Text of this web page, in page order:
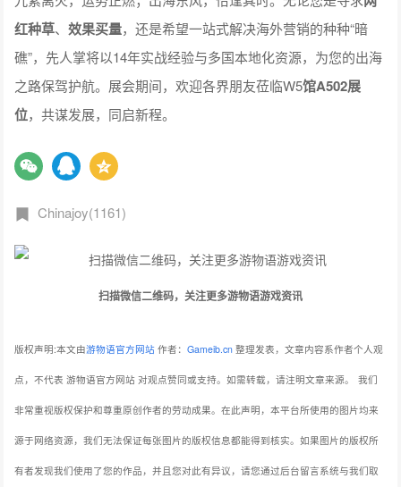
红种草、效果买量，还是希望一站式解决海外营销的种种“暗
礁”，先人掌将以14年实战经验与多国本地化资源，为您的出海
之路保驾护航。展会期间，欢迎各界朋友莅临W5馆A502展
位，共谋发展，同启新程。
Chinajoy(1161)
扫描微信二维码，关注更多游物语游戏资讯
版权声明:本文由游物语官方网站 作者：Gameib.cn 整理发表，文章内容系作者个人观
点，不代表 游物语官方网站 对观点赞同或支持。如需转载，请注明文章来源。 我们
非常重视版权保护和尊重原创作者的劳动成果。在此声明，本平台所使用的图片均来
源于网络资源，我们无法保证每张图片的版权信息都能得到核实。如果图片的版权所
有者发现我们使用了您的作品，并且您对此有异议，请您通过后台留言系统与我们取